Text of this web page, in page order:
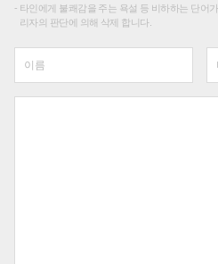
타인에게 불쾌감을 주는 욕설 등 비하하는 단어
리자의 판단에 의해 삭제 합니다.